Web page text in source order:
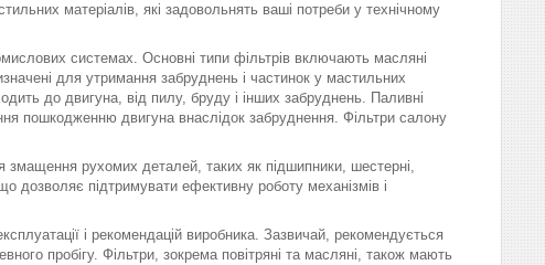
матеріалів, які задовольнять ваші потреби у технічному
системах. Основні типи фільтрів включають масляні
для утримання забруднень і частинок у мастильних
до двигуна, від пилу, бруду і інших забруднень. Паливні
пошкодженню двигуна внаслідок забруднення. Фільтри салону
змащення рухомих деталей, таких як підшипники, шестерні,
дозволяє підтримувати ефективну роботу механізмів і
і рекомендацій виробника. Зазвичай, рекомендується
пробігу. Фільтри, зокрема повітряні та масляні, також мають